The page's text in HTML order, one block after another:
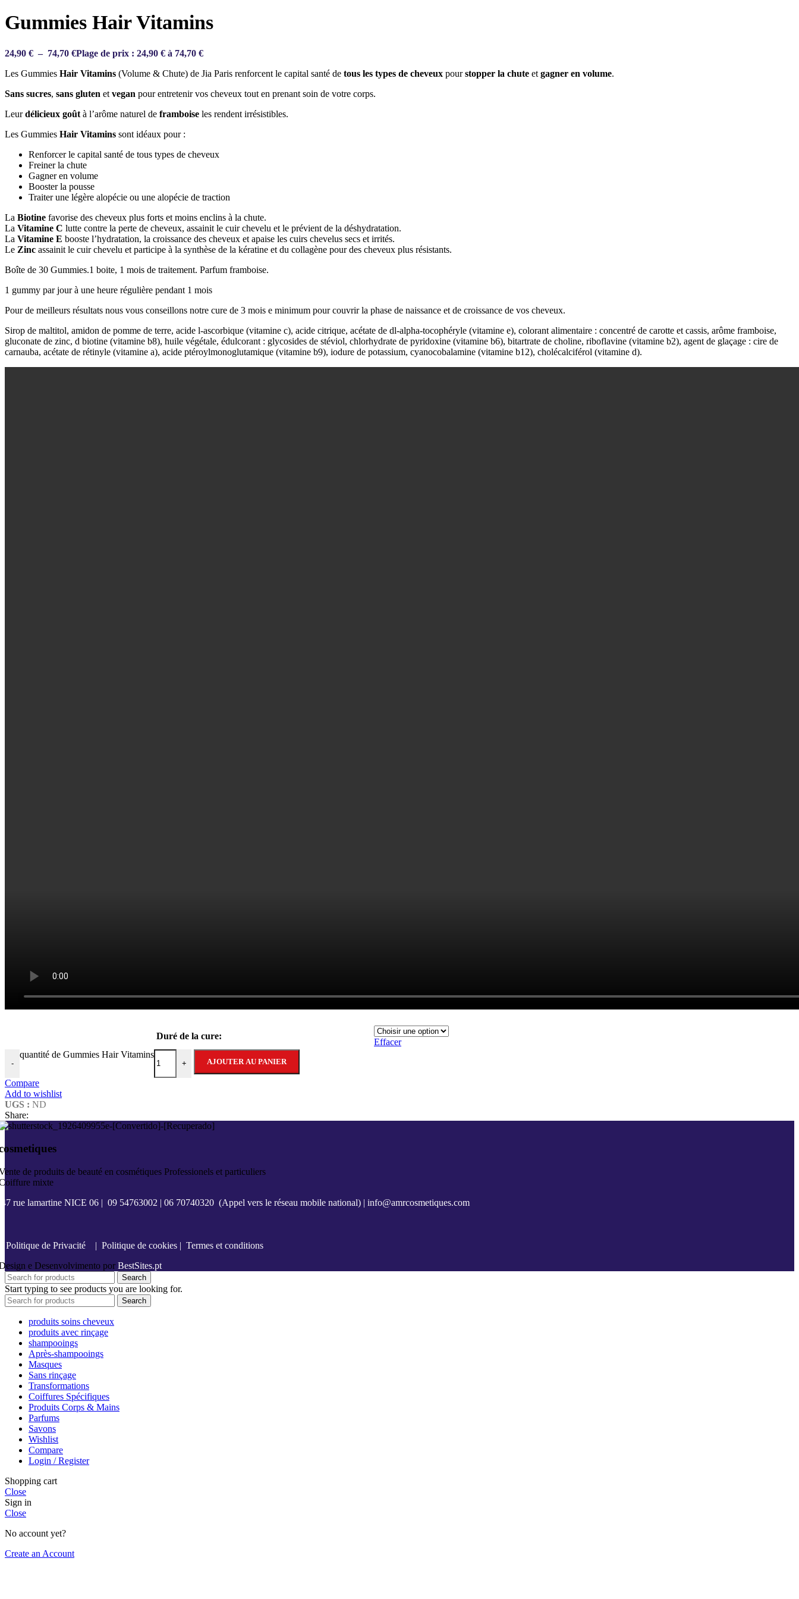
Gummies Hair Vitamins
24,90 € – 74,70 €Plage de prix : 24,90 € à 74,70 €
Les Gummies Hair Vitamins (Volume & Chute) de Jia Paris renforcent le capital santé de tous les types de cheveux pourstopper la chute et gagner en volume.
Sans sucres, sans gluten et vegan pour entretenir vos cheveux tout en prenant soin de votre corps.
Leurdélicieux goût à l’arôme naturel de framboise les rendent irrésistibles.
Les Gummies Hair Vitamins sont idéaux pour :
Renforcer le capital santé de tous types de cheveux
Freiner la chute
Gagner en volume
Booster la pousse
Traiter une légère alopécie ou une alopécie de traction
La Biotine favorise des cheveux plus forts et moins enclins à la chute.
La Vitamine C lutte contre la perte de cheveux, assainit le cuir chevelu et le prévient de la déshydratation.
La Vitamine E booste l’hydratation, la croissance des cheveux et apaise les cuirs chevelus secs et irrités.
Le Zinc assainit le cuir chevelu et participe à la synthèse de la kératine et du collagène pour des cheveux plus résistants.
Boîte de 30 Gummies.1 boite, 1 mois de traitement. Parfum framboise.
1 gummy par jour à une heure régulière pendant 1 mois
Pour de meilleurs résultats nous vous conseillons notre cure de 3 mois e minimum pour couvrir la phase de naissance et de croissance de vos cheveux.
Sirop de maltitol, amidon de pomme de terre, acide l-ascorbique (vitamine c), acide citrique, acétate de dl-alpha-tocophéryle (vitamine e), colorant alimentaire : concentré de carotte et cassis, arôme framboise,
gluconate de zinc, d biotine (vitamine b8), huile végétale, édulcorant : glycosides de stéviol, chlorhydrate de pyridoxine (vitamine b6), bitartrate de choline, riboflavine (vitamine b2), agent de glaçage : cire de
carnauba, acétate de rétinyle (vitamine a), acide ptéroylmonoglutamique (vitamine b9), iodure de potassium, cyanocobalamine (vitamine b12), cholécalciférol (vitamine d).
Duré de la cure:
Effacer
-
quantité de Gummies Hair Vitamins
+ AJOUTER AU PANIER
Compare
Add to wishlist
UGS : ND
Share:
de produits de beauté en cosmétiques Professionels et particuliers
mixte
47 rue lamartine NICE 06 | 09 54763002 | 06 70740320 (Appel vers le réseau mobile national) | info@amrcosmetiques.com
Politique de Privacité | Politique de cookies | Termes et conditions
e Desenvolvimento por BestSites.pt
Search
Start typing to see products you are looking for.
Search
produits soins cheveux
produits avec rinçage
shampooings
Après-shampooings
Masques
Sans rinçage
Transformations
Coiffures Spécifiques
Produits Corps & Mains
Parfums
Savons
Wishlist
Compare
Login / Register
Shopping cart
Close
Sign in
Close
No account yet?
Create an Account